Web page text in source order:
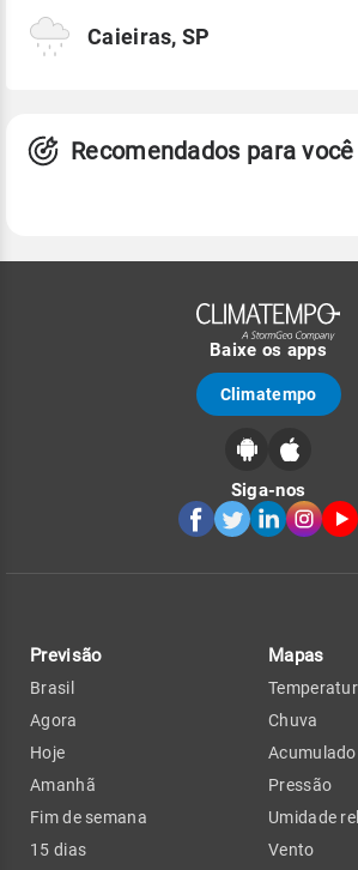
Caieiras, SP
Recomendados para você
Baixe os apps
Climatempo
Siga-nos
Previsão
Brasil
Agora
Hoje
Amanhã
Fim de semana
15 dias
Mapas
Chuva
Pressão
Umidade
Vento